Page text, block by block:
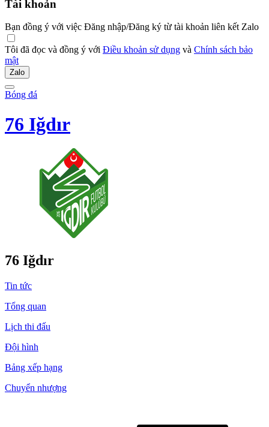
Tài khoản
Bạn đồng ý với việc Đăng nhập/Đăng ký từ tài khoản liên kết Zalo
Tôi đã đọc và đồng ý với Điều khoản sử dụng và Chính sách bảo
mật
Zalo
Bóng đá
76 Iğdır
76 Iğdır
Tin tức
Tổng quan
Lịch thi đấu
Đội hình
Bảng xếp hạng
Chuyển nhượng